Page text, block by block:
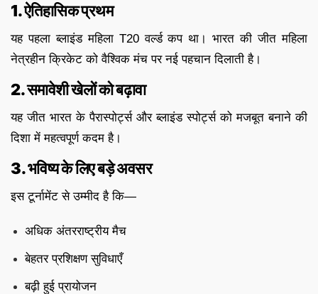
1. ऐतिहासिक प्रथम
यह पहला ब्लाइंड महिला T20 वर्ल्ड कप था। भारत की जीत महिला
नेत्रहीन क्रिकेट को वैश्विक मंच पर नई पहचान दिलाती है।
2. समावेशी खेलों को बढ़ावा
यह जीत भारत के पैरास्पोर्ट्स और ब्लाइंड स्पोर्ट्स को मजबूत बनाने की
दिशा में महत्वपूर्ण कदम है।
3. भविष्य के लिए बड़े अवसर
इस टूर्नामेंट से उम्मीद है कि—
अधिक अंतरराष्ट्रीय मैच
बेहतर प्रशिक्षण सुविधाएँ
बढ़ी हुई प्रायोजन